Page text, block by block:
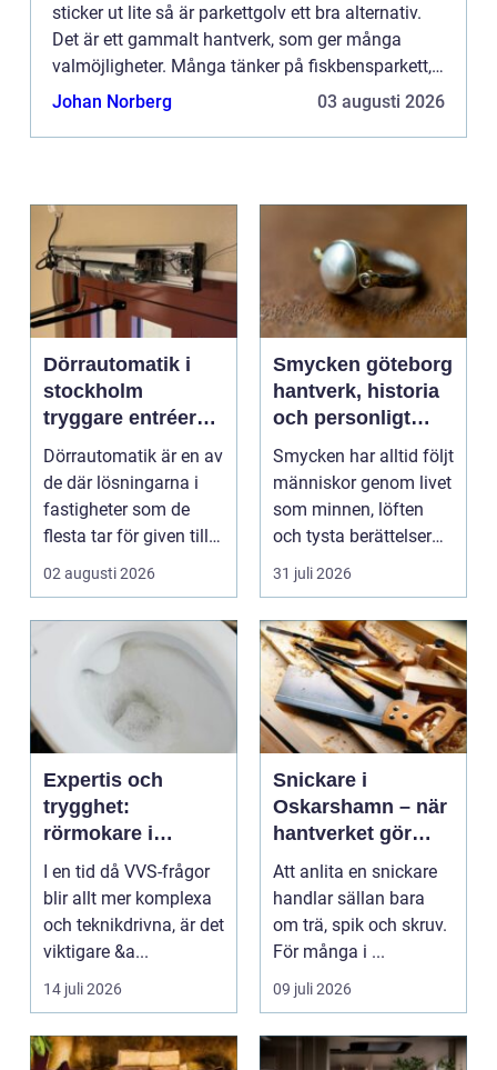
sticker ut lite så är parkettgolv ett bra alternativ.
Det är ett gammalt hantverk, som ger många
valmöjligheter. Många tänker på fiskbensparkett,
där stavarna är lagda i ett fiskbensmönster. Men
Johan Norberg 03 augusti 2026
Dörrautomatik i
stockholm
tryggare entréer
och bättre
tillgänglighet
Dörrautomatik är en av
de där lösningarna i
fastigheter som de
flesta tar för given tills
den sakna...
02 augusti 2026
Smycken göteborg
hantverk, historia
och personligt
uttryck
Smycken har alltid följt
människor genom livet
som minnen, löften
och tysta berättelser
nära huden....
31 juli 2026
Expertis och
trygghet:
rörmokare i
jämtland
I en tid då VVS-frågor
blir allt mer komplexa
och teknikdrivna, är det
viktigare &a...
14 juli 2026
Snickare i
Oskarshamn – när
hantverket gör
skillnad i vardagen
Att anlita en snickare
handlar sällan bara
om trä, spik och skruv.
För många i ...
09 juli 2026